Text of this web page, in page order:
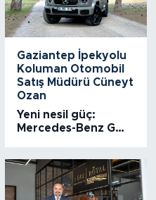
Gaziantep İpekyolu
Koluman Otomobil
Satış Müdürü Cüneyt
Ozan
Yeni nesil güç:
Mercedes-Benz G